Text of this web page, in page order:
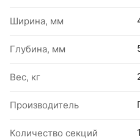
Ширина, мм
Глубина, мм
Вес, кг
Производитель
Количество секций 1